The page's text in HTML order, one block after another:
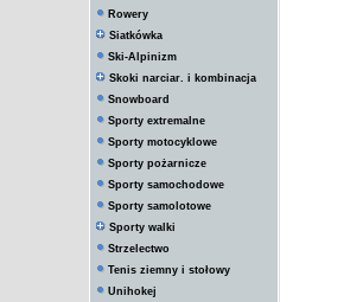
Rowery
Siatkówka
Ski-Alpinizm
Skoki narciar. i kombinacja
Snowboard
Sporty extremalne
Sporty motocyklowe
Sporty pożarnicze
Sporty samochodowe
Sporty samolotowe
Sporty walki
Strzelectwo
Tenis ziemny i stołowy
Unihokej